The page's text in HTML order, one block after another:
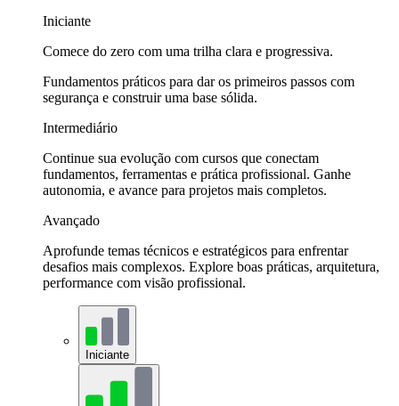
Iniciante
Comece do zero com uma trilha clara e progressiva.
Fundamentos práticos para dar os primeiros passos com
segurança e construir uma base sólida.
Intermediário
Continue sua evolução com cursos que conectam
fundamentos, ferramentas e prática profissional. Ganhe
autonomia, e avance para projetos mais completos.
Avançado
Aprofunde temas técnicos e estratégicos para enfrentar
desafios mais complexos. Explore boas práticas, arquitetura,
performance com visão profissional.
Iniciante